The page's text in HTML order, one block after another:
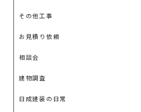
その他工事
お見積り依頼
相談会
建物調査
日成建装の日常